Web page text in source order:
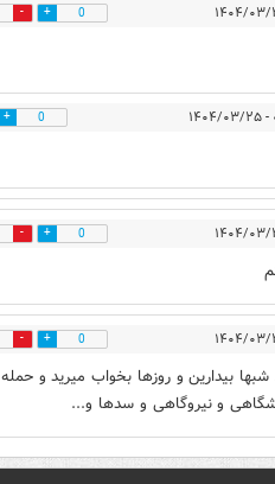
0
0
0
0
و نیروگاهی و سدها و...